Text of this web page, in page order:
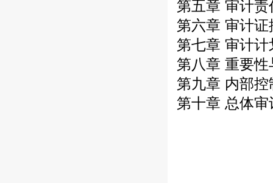
第五章 审计
第六章 审计证
第七章 审计
第八章 重要性
第九章 内部
第十章 总体